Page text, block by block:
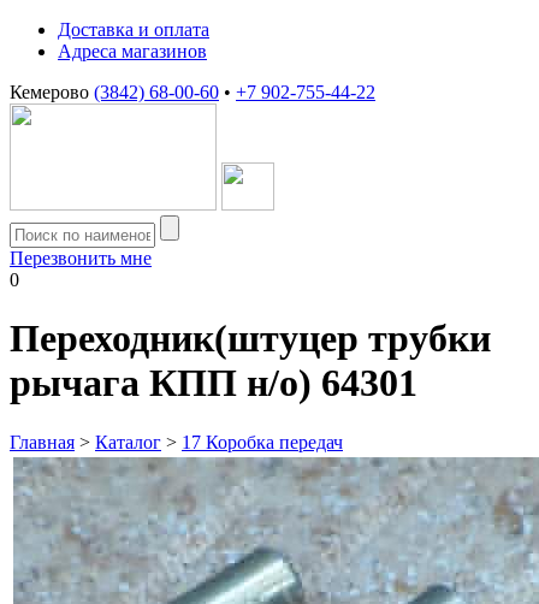
Доставка и оплата
Адреса магазинов
Кемерово (3842) 68-00-60 • +7 902-755-44-22
Перезвонить мне
0
Переходник(штуцер трубки
рычага КПП н/о) 64301
Главная > Каталог > 17 Коробка передач